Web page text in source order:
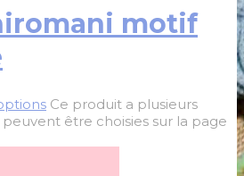
motif
Ce produit a plusieurs
être choisies sur la page